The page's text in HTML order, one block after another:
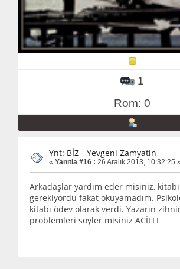
1
Rom: 0
Ynt: BİZ - Yevgeni Zamyatin
« Yanıtla #16 : 26 Aralık 2013, 10:32:25 »
Arkadaşlar yardım eder misiniz,
gerekiyordu fakat okuyamadım.
kitabı ödev olarak verdi. Yazarın
problemleri söyler misiniz ACİLLL